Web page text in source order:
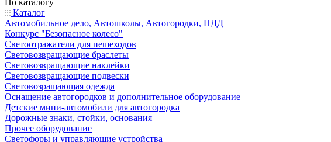
По каталогу
Каталог
Автомобильное дело, Автошколы, Автогородки, ПДД
Конкурс "Безопасное колесо"
Светоотражатели для пешеходов
Световозвращающие браслеты
Световозвращающие наклейки
Световозвращающие подвески
Световозращающая одежда
Оснащение автогородков и дополнительное оборудование
Детские мини-автомобили для автогородка
Дорожные знаки, стойки, основания
Прочее оборудование
Светофоры и управляющие устройства